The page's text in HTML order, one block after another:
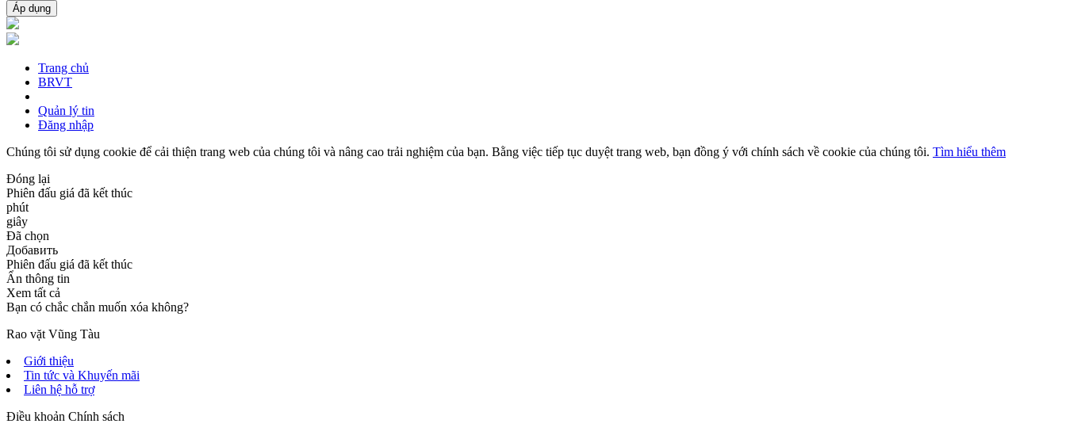
Áp dụng
Trang chủ
BRVT
Quản lý tin
Đăng nhập
Chúng tôi sử dụng cookie để cải thiện trang web của chúng tôi và nâng cao trải nghiệm của bạn. Bằng việc tiếp tục duyệt trang web, bạn đồng ý với chính sách về cookie của chúng tôi. Tìm hiểu thêm
Đóng lại
Phiên đấu giá đã kết thúc
phút
giây
Đã chọn
Добавить
Phiên đấu giá đã kết thúc
Ẩn thông tin
Xem tất cả
Bạn có chắc chắn muốn xóa không?
Rao vặt Vũng Tàu
Giới thiệu
Tin tức và Khuyến mãi
Liên hệ hỗ trợ
Điều khoản Chính sách